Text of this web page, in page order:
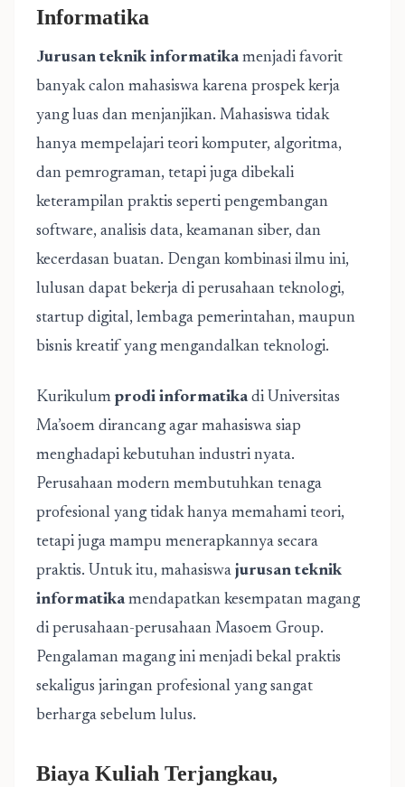
Informatika
Jurusan teknik informatikamenjadi favorit
banyak calon mahasiswa karena prospek kerja
yang luas dan menjanjikan. Mahasiswa tidak
hanya mempelajari teori komputer, algoritma,
dan pemrograman, tetapi juga dibekali
keterampilan praktis seperti pengembangan
software, analisis data, keamanan siber, dan
kecerdasan buatan. Dengan kombinasi ilmu ini,
lulusan dapat bekerja di perusahaan teknologi,
startup digital, lembaga pemerintahan, maupun
bisnis kreatif yang mengandalkan teknologi.
Kurikulum prodi informatikadi Universitas
Ma’soem dirancang agar mahasiswa siap
menghadapi kebutuhan industri nyata.
Perusahaan modern membutuhkan tenaga
profesional yang tidak hanya memahami teori,
tetapi juga mampu menerapkannya secara
praktis. Untuk itu, mahasiswa jurusan teknik
informatikamendapatkan kesempatan magang
di perusahaan-perusahaan Masoem Group.
Pengalaman magang ini menjadi bekal praktis
sekaligus jaringan profesional yang sangat
berharga sebelum lulus.
Biaya Kuliah Terjangkau,